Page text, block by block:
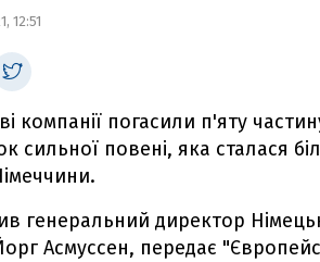
12:51
компанії погасили п'яту
сильної повені, яка сталася
генеральний директор
Йорг Асмуссен, передає